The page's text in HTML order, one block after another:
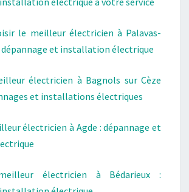
le meilleur électricien à Palavas-
et installation électrique
électricien à Bagnols sur Cèze
et installations électriques
électricien à Agde : dépannage et
électricien à Bédarieux :